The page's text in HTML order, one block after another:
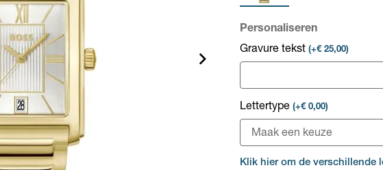
Personaliseren
Gravure tekst (+€ 25,00)
Lettertype (+€ 0,00)
Klik hier om de verschillende